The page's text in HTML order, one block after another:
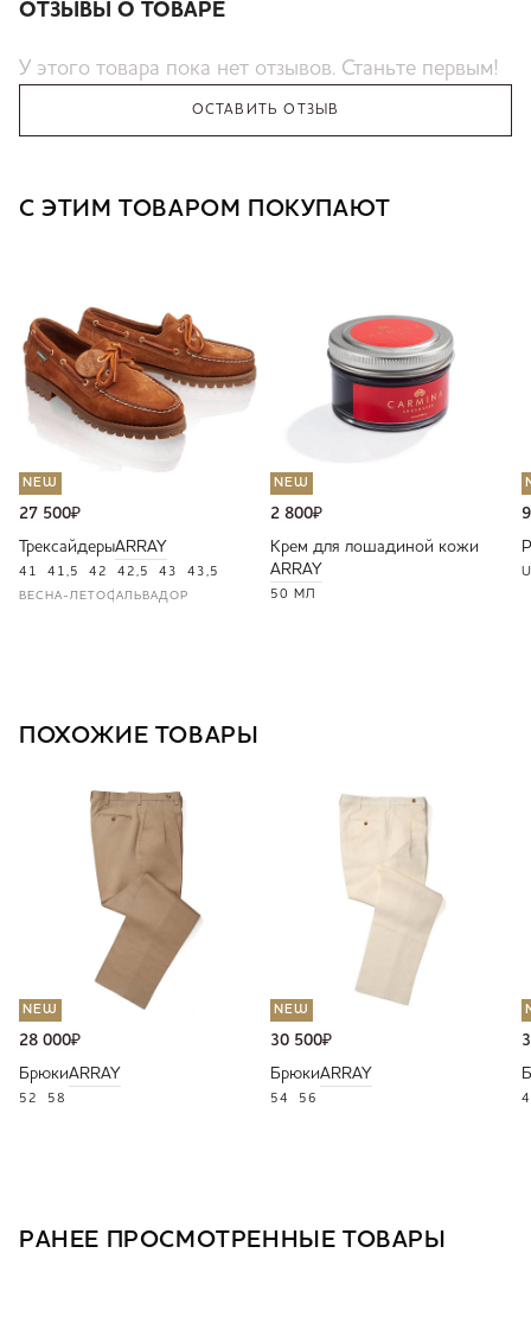
ОТЗЫВЫ О ТОВАРЕ
У этого товара пока нет отзывов. Станьте первым!
ОСТАВИТЬ ОТЗЫВ
С ЭТИМ ТОВАРОМ ПОКУПАЮТ
NEW
27 500₽
ТрексайдерыARRAY
41 41,5 42 42,5 43 43,5
ВЕСНА-ЛЕТОСАЛЬВАДОР
NEW
2 800₽
Крем для лошадиной кожи
ARRAY
50 МЛ
ПОХОЖИЕ ТОВАРЫ
NEW
28 000₽
БрюкиARRAY
52 58
NEW
30 500₽
БрюкиARRAY
54 56
РАНЕЕ ПРОСМОТРЕННЫЕ ТОВАРЫ